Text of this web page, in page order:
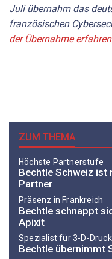
Juli übernahm das
französischen
der Übernahme
ZUM THEMA
Höchste Partnerstufe
Bechtle Schweiz ist
Partner
Präsenz in Frankreich
Bechtle schnappt
Apixit
Spezialist für 3-D-Druck
Bechtle übernimmt